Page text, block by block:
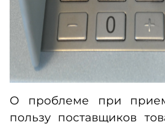
О проблеме при
пользу поставщиков